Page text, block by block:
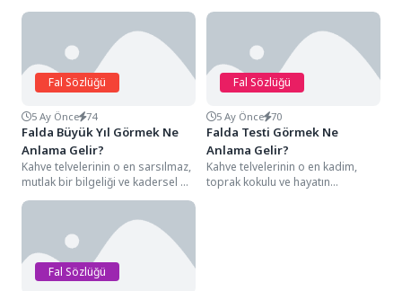
Fal Sözlüğü
5 Ay Önce 74
Falda Büyük Yıl Görmek Ne
Anlama Gelir?
Kahve telvelerinin o en sarsılmaz,
mutlak bir bilgeliği ve kadersel bir
dönüşümü simgeleyen detayları
Fal Sözlüğü
5 Ay Önce 70
Falda Testi Görmek Ne
Anlama Gelir?
Kahve telvelerinin o en kadim,
toprak kokulu ve hayatın
Fal Sözlüğü